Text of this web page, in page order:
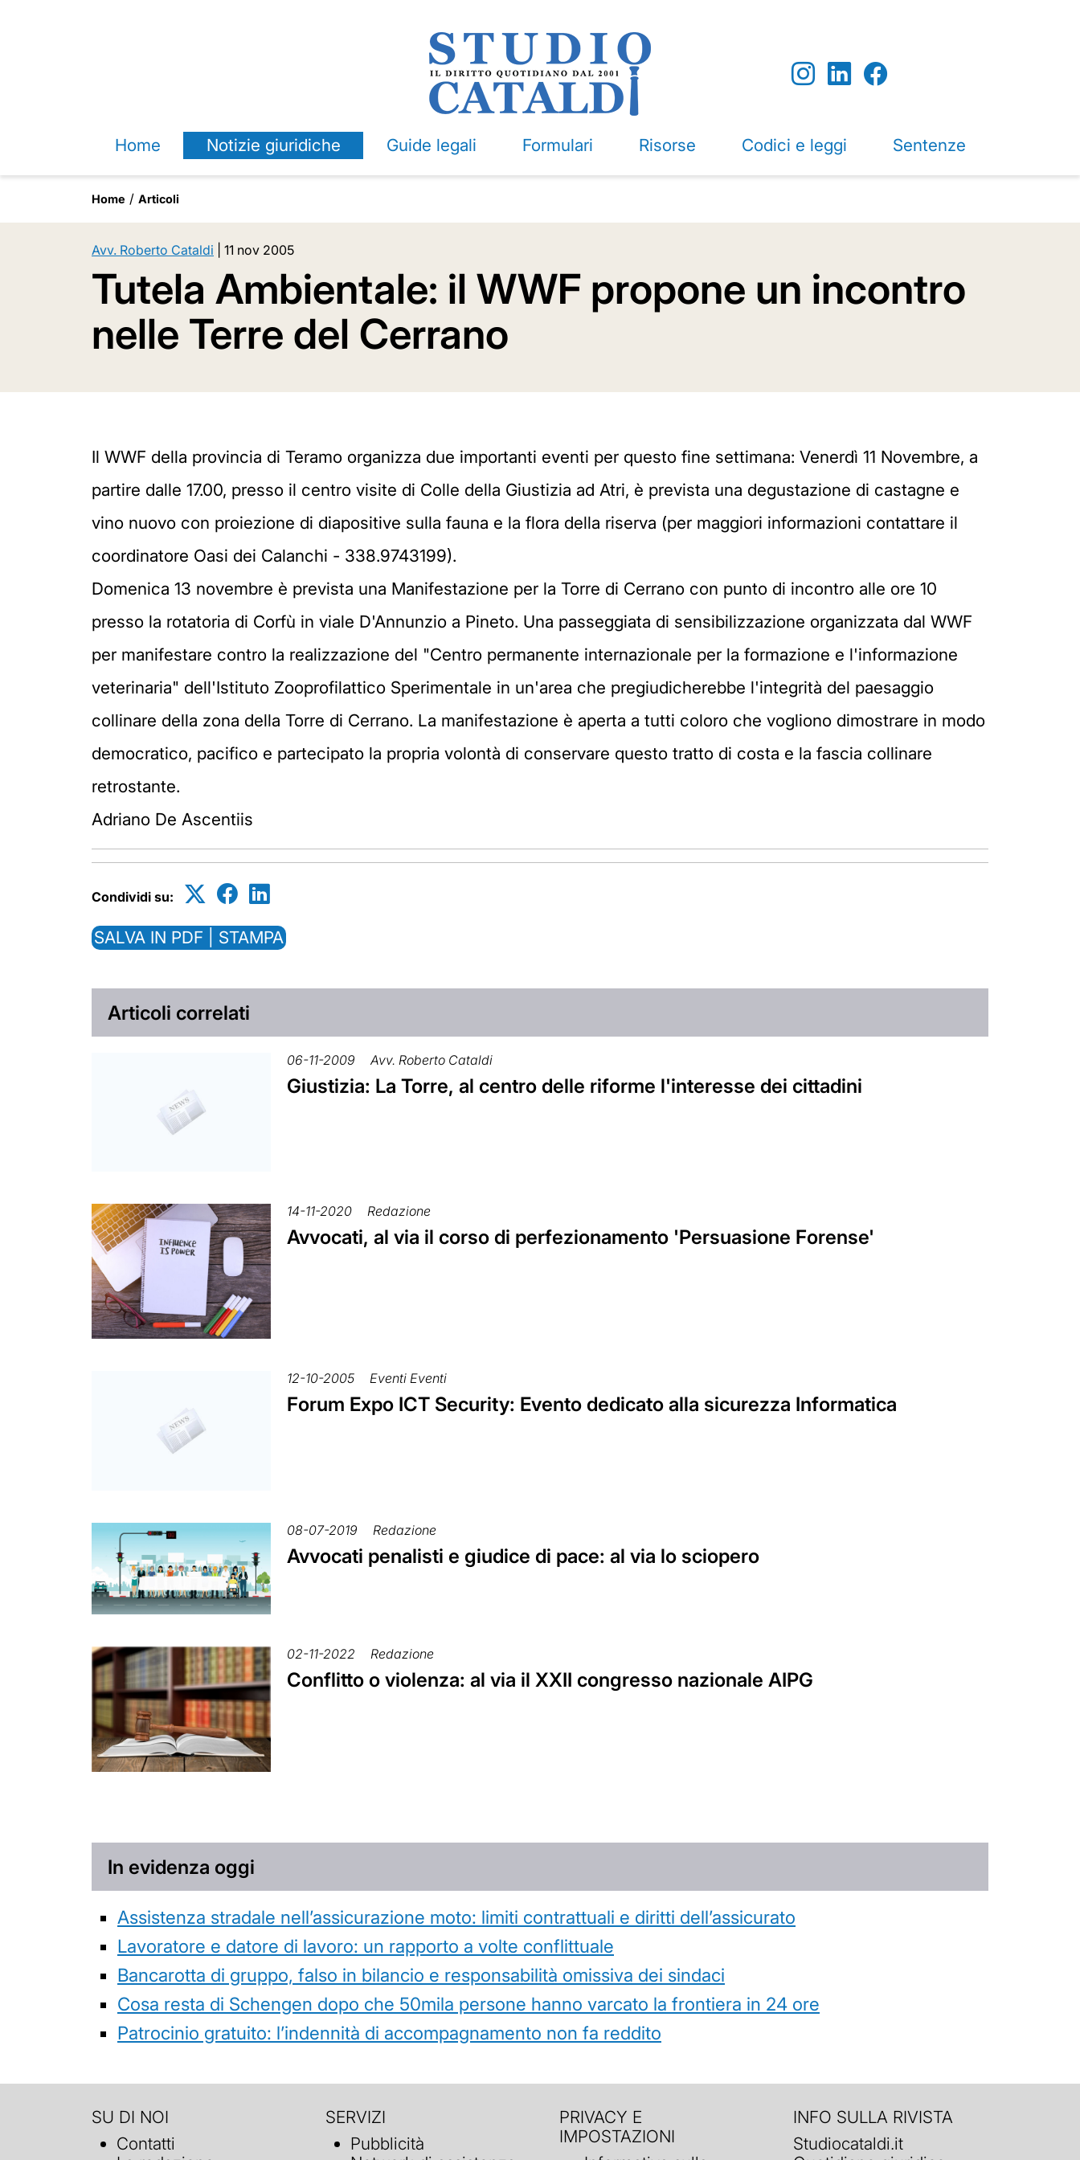
Home Notizie giuridiche Guide legali Formulari Risorse Codici e leggi Sentenze
Home Articoli
Avv. Roberto Cataldi 11 nov 2005
Tutela Ambientale: il WWF propone un incontro
nelle Terre del Cerrano
Il WWF della provincia di Teramo organizza due importanti eventi per questo fine settimana: Venerdì 11 Novembre, a
partire dalle 17.00, presso il centro visite di Colle della Giustizia ad Atri, è prevista una degustazione di castagne e
vino nuovo con proiezione di diapositive sulla fauna e la flora della riserva (per maggiori informazioni contattare il
coordinatore Oasi dei Calanchi - 338.9743199).
Domenica 13 novembre è prevista una Manifestazione per la Torre di Cerrano con punto di incontro alle ore 10
presso la rotatoria di Corfù in viale D'Annunzio a Pineto. Una passeggiata di sensibilizzazione organizzata dal WWF
per manifestare contro la realizzazione del "Centro permanente internazionale per la formazione e l'informazione
veterinaria" dell'Istituto Zooprofilattico Sperimentale in un'area che pregiudicherebbe l'integrità del paesaggio
collinare della zona della Torre di Cerrano. La manifestazione è aperta a tutti coloro che vogliono dimostrare in modo
democratico, pacifico e partecipato la propria volontà di conservare questo tratto di costa e la fascia collinare
retrostante.
Adriano De Ascentiis
Condividi su:
SALVA IN PDF | STAMPA
Articoli correlati
06-11-2009 Avv. Roberto Cataldi
Giustizia: La Torre, al centro delle riforme l'interesse dei cittadini
14-11-2020 Redazione
Avvocati, al via il corso di perfezionamento 'Persuasione Forense'
12-10-2005 Eventi Eventi
Forum Expo ICT Security: Evento dedicato alla sicurezza Informatica
08-07-2019 Redazione
Avvocati penalisti e giudice di pace: al via lo sciopero
02-11-2022 Redazione
Conflitto o violenza: al via il XXII congresso nazionale AIPG
In evidenza oggi
Assistenza stradale nell’assicurazione moto: limiti contrattuali e diritti dell’assicurato
Lavoratore e datore di lavoro: un rapporto a volte conflittuale
Bancarotta di gruppo, falso in bilancio e responsabilità omissiva dei sindaci
Cosa resta di Schengen dopo che 50mila persone hanno varcato la frontiera in 24 ore
Patrocinio gratuito: l’indennità di accompagnamento non fa reddito
SU DI NOI
Contatti
SERVIZI
Pubblicità
PRIVACY E
IMPOSTAZIONI
INFO SULLA RIVISTA
Studiocataldi.it